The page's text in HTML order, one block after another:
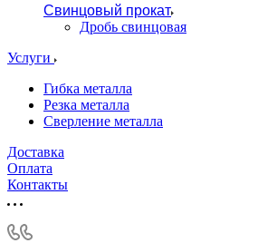
Свинцовый прокат
Дробь свинцовая
Услуги
Гибка металла
Резка металла
Сверление металла
Доставка
Оплата
Контакты